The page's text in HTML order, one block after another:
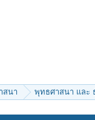
สนา พุทธศาสนา และ